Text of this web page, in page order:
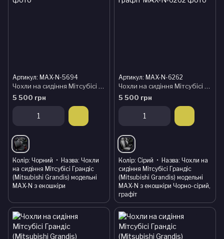
Артикул: MAX-N-5694
Чохли на сидіння Мітсубісі Грандіс (Mitsubishi Grandis) модельні MAX-N з екошкіри
5 500 грн
Колір Чорний Назва Чохли
на сидіння Мітсубісі Грандіс
(Mitsubishi Grandis) модельні
MAX-N з екошкіри
Артикул: MAX-N-6262
Чохли на сидіння Мітсубісі Грандіс (Mitsubishi Grandis) модельні MAX-N з екошкіри Чорно-сірий, графіт
5 500 грн
Колір Сірий Назва Чохли на
сидіння Мітсубісі Грандіс
(Mitsubishi Grandis) модельні
MAX-N з екошкіри Чорно-сірий,
графіт